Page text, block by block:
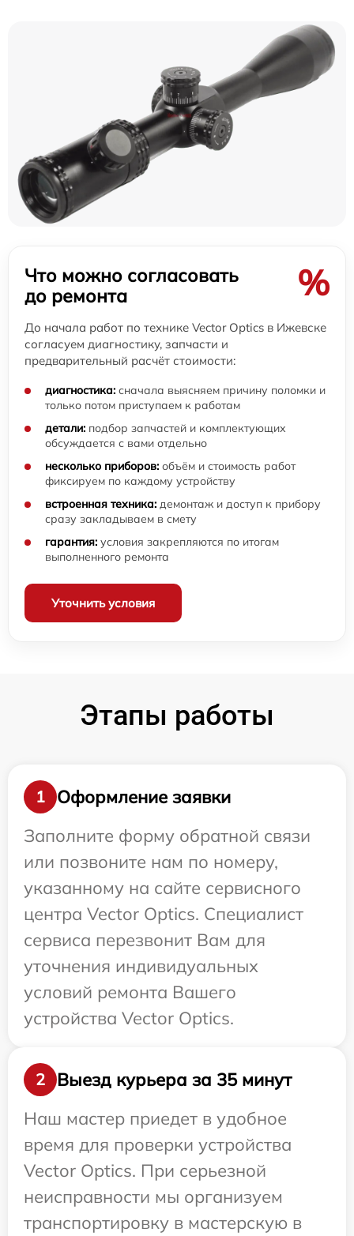
Что можно согласовать
до ремонта
%
До начала работ по технике Vector Optics в Ижевске
согласуем диагностику, запчасти и
предварительный расчёт стоимости:
диагностика: сначала выясняем причину поломки и
только потом приступаем к работам
детали: подбор запчастей и комплектующих
обсуждается с вами отдельно
несколько приборов: объём и стоимость работ
фиксируем по каждому устройству
встроенная техника: демонтаж и доступ к прибору
сразу закладываем в смету
гарантия: условия закрепляются по итогам
выполненного ремонта
Уточнить условия
Этапы работы
1
Оформление заявки
Заполните форму обратной связи
или позвоните нам по номеру,
указанному на сайте сервисного
центра Vector Optics. Специалист
сервиса перезвонит Вам для
уточнения индивидуальных
условий ремонта Вашего
устройства Vector Optics.
2
Выезд курьера за 35 минут
Наш мастер приедет в удобное
время для проверки устройства
Vector Optics. При серьезной
неисправности мы организуем
транспортировку в мастерскую в